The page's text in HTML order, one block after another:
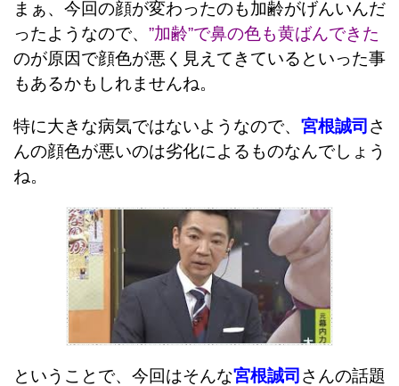
まぁ、今回の顔が変わったのも加齢がげんいんだ
ったようなので、 ”加齢”で鼻の色も黄ばんできた
のが原因で顔色が悪く見えてきているといった事
もあるかもしれませんね。
特に大きな病気ではないようなので、 宮根誠司 さ
んの顔色が悪いのは劣化によるものなんでしょう
ね。
ということで、今回はそんな宮根誠司 さんの話題